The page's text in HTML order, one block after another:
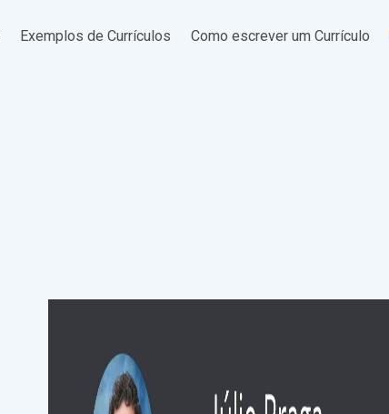
Exemplos de Currículos Como escrever um Currículo